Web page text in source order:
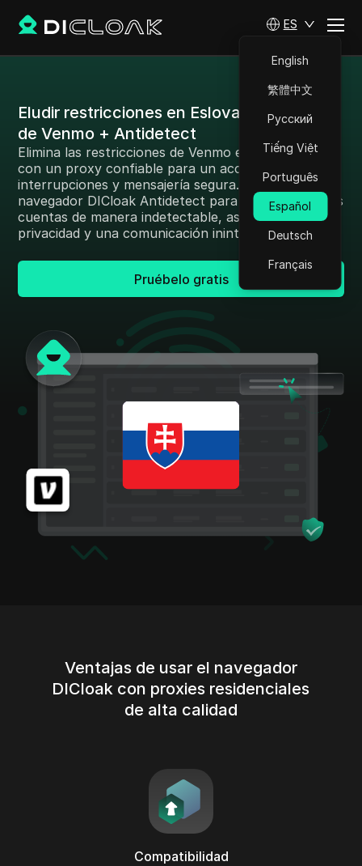
ES
English
繁體中文
Русский
Tiếng Việt
Português
Español
Deutsch
Français
Eludir restricciones en Eslovaquia: Proxy
de Venmo + Antidetect
Elimina las restricciones de Venmo en Eslovaquia
con un proxy confiable para un acceso sin
interrupciones y mensajería segura. Utiliza el
navegador DICloak Antidetect para operar múltiples
cuentas de manera indetectable, asegurando la
privacidad y una comunicación ininterrumpida.
Pruébelo gratis
Ventajas de usar el navegador
DICloak con proxies residenciales
de alta calidad
Compatibilidad